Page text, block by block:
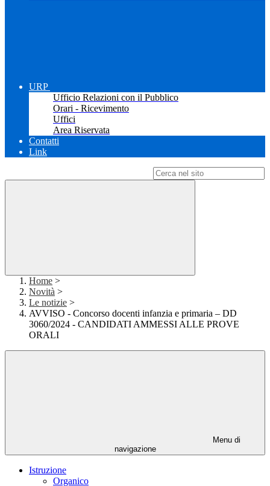
URP
Ufficio Relazioni con il Pubblico
Orari - Ricevimento
Uffici
Area Riservata
Contatti
Link
Home >
Novità >
Le notizie >
AVVISO - Concorso docenti infanzia e primaria – DD
3060/2024 - CANDIDATI AMMESSI ALLE PROVE
ORALI
Menu di
navigazione
Istruzione
Organico